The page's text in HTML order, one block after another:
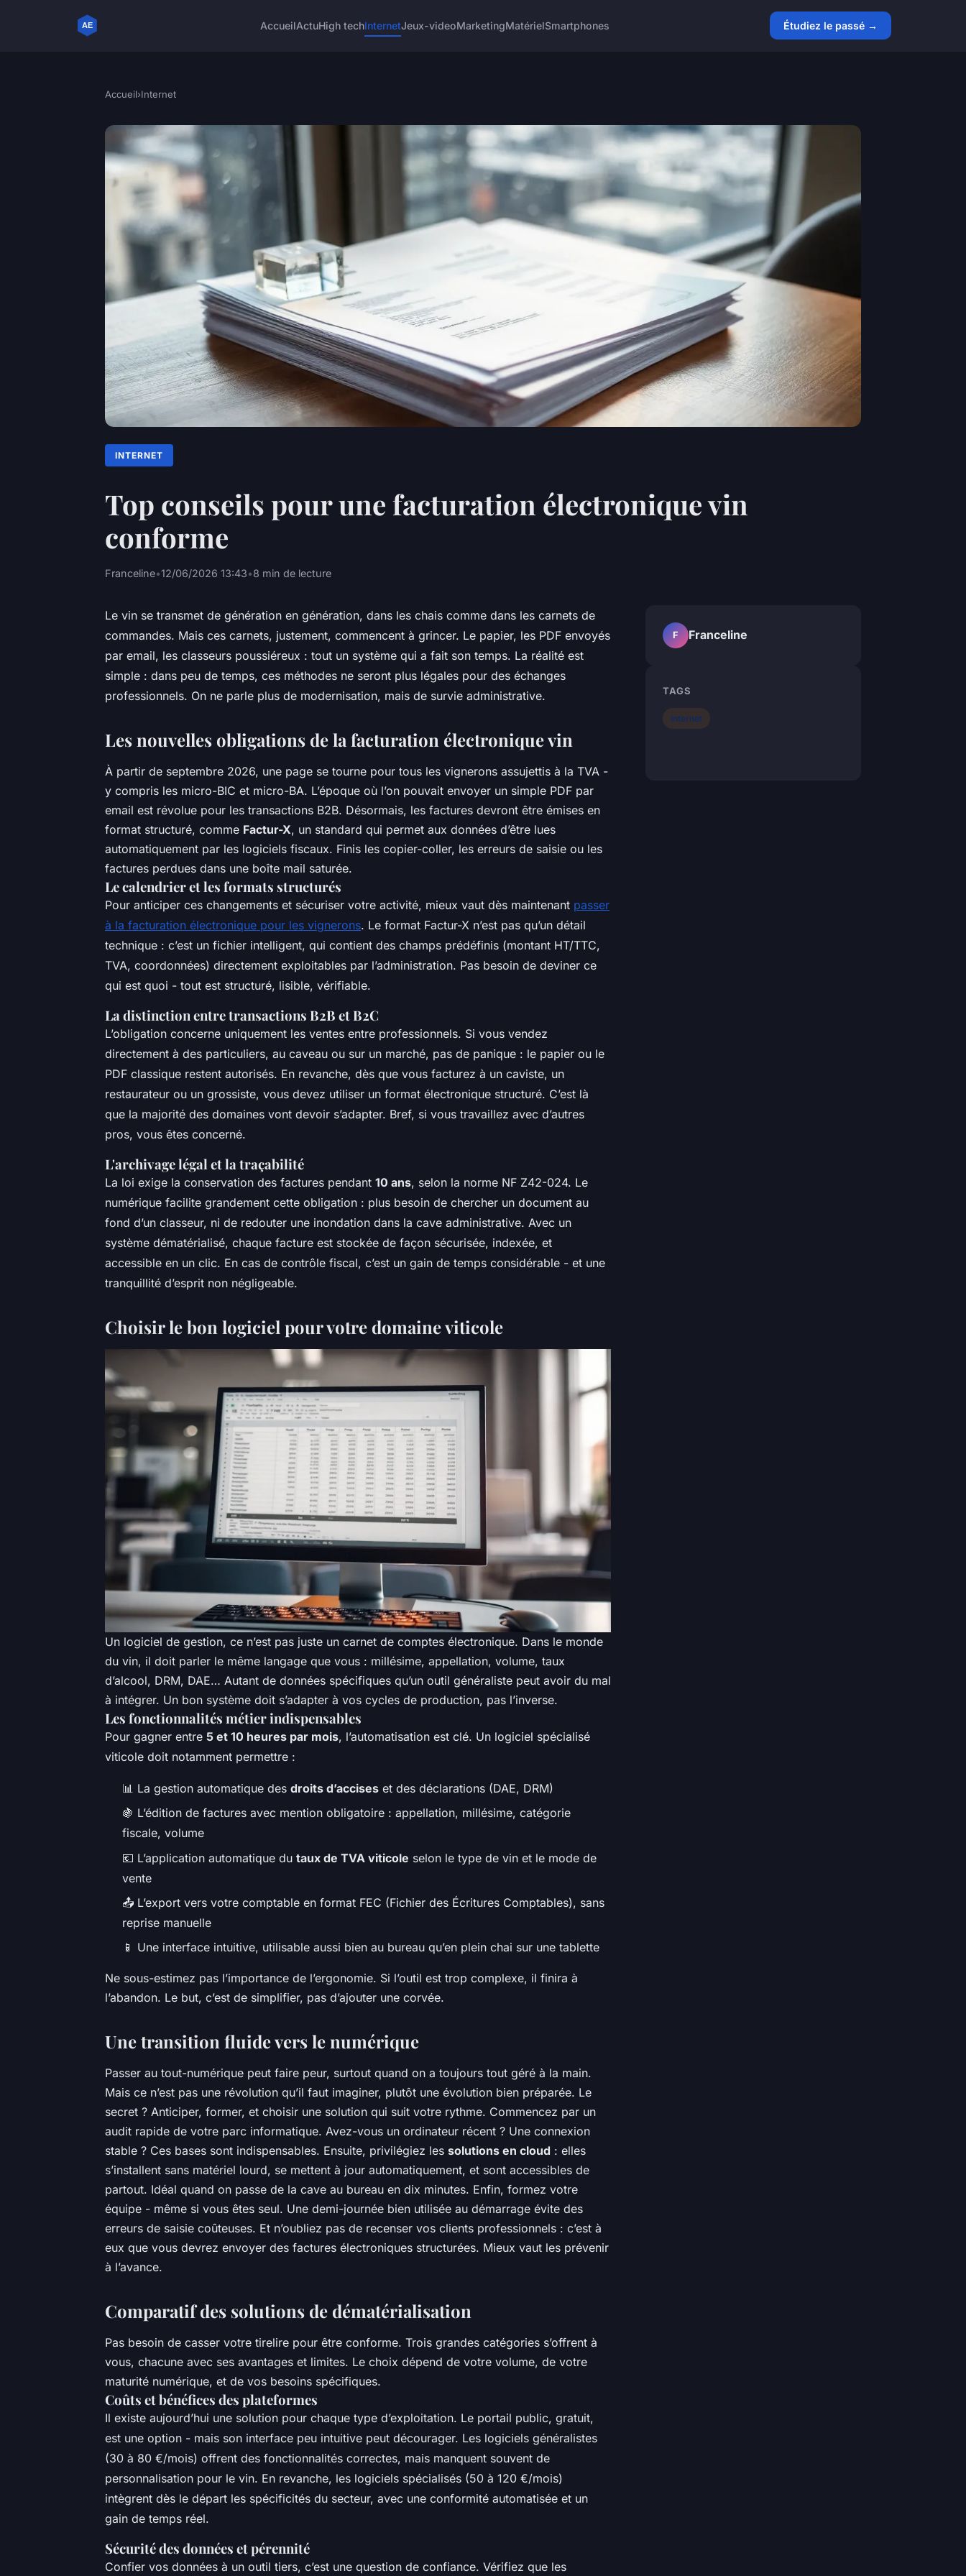
AccueilActuHigh techInternetJeux-videoMarketingMatérielSmartphones Étudiez le passé →
Accueil›Internet
INTERNET
Top conseils pour une facturation électronique vin
conforme
Franceline•12/06/2026 13:43•8 min de lecture
Le vin se transmet de génération en génération, dans les chais comme dans les carnets de
commandes. Mais ces carnets, justement, commencent à grincer. Le papier, les PDF envoyés
par email, les classeurs poussiéreux : tout un système qui a fait son temps. La réalité est
simple : dans peu de temps, ces méthodes ne seront plus légales pour des échanges
professionnels. On ne parle plus de modernisation, mais de survie administrative.
Les nouvelles obligations de la facturation électronique vin
À partir de septembre 2026, une page se tourne pour tous les vignerons assujettis à la TVA -
y compris les micro-BIC et micro-BA. L’époque où l’on pouvait envoyer un simple PDF par
email est révolue pour les transactions B2B. Désormais, les factures devront être émises en
format structuré, comme Factur-X, un standard qui permet aux données d’être lues
automatiquement par les logiciels fiscaux. Finis les copier-coller, les erreurs de saisie ou les
factures perdues dans une boîte mail saturée.
Le calendrier et les formats structurés
Pour anticiper ces changements et sécuriser votre activité, mieux vaut dès maintenant passer
à la facturation électronique pour les vignerons. Le format Factur-X n’est pas qu’un détail
technique : c’est un fichier intelligent, qui contient des champs prédéfinis (montant HT/TTC,
TVA, coordonnées) directement exploitables par l’administration. Pas besoin de deviner ce
qui est quoi - tout est structuré, lisible, vérifiable.
La distinction entre transactions B2B et B2C
L’obligation concerne uniquement les ventes entre professionnels. Si vous vendez
directement à des particuliers, au caveau ou sur un marché, pas de panique : le papier ou le
PDF classique restent autorisés. En revanche, dès que vous facturez à un caviste, un
restaurateur ou un grossiste, vous devez utiliser un format électronique structuré. C’est là
que la majorité des domaines vont devoir s’adapter. Bref, si vous travaillez avec d’autres
pros, vous êtes concerné.
L'archivage légal et la traçabilité
La loi exige la conservation des factures pendant 10 ans, selon la norme NF Z42-024. Le
numérique facilite grandement cette obligation : plus besoin de chercher un document au
fond d’un classeur, ni de redouter une inondation dans la cave administrative. Avec un
système dématérialisé, chaque facture est stockée de façon sécurisée, indexée, et
accessible en un clic. En cas de contrôle fiscal, c’est un gain de temps considérable - et une
tranquillité d’esprit non négligeable.
Choisir le bon logiciel pour votre domaine viticole
Un logiciel de gestion, ce n’est pas juste un carnet de comptes électronique. Dans le monde
du vin, il doit parler le même langage que vous : millésime, appellation, volume, taux
d’alcool, DRM, DAE… Autant de données spécifiques qu’un outil généraliste peut avoir du mal
à intégrer. Un bon système doit s’adapter à vos cycles de production, pas l’inverse.
Les fonctionnalités métier indispensables
Pour gagner entre 5 et 10 heures par mois, l’automatisation est clé. Un logiciel spécialisé
viticole doit notamment permettre :
📊 La gestion automatique des droits d’accises et des déclarations (DAE, DRM)
🍇 L’édition de factures avec mention obligatoire : appellation, millésime, catégorie
fiscale, volume
💶 L’application automatique du taux de TVA viticole selon le type de vin et le mode de
vente
📤 L’export vers votre comptable en format FEC (Fichier des Écritures Comptables), sans
reprise manuelle
📱 Une interface intuitive, utilisable aussi bien au bureau qu’en plein chai sur une tablette
Ne sous-estimez pas l’importance de l’ergonomie. Si l’outil est trop complexe, il finira à
l’abandon. Le but, c’est de simplifier, pas d’ajouter une corvée.
Une transition fluide vers le numérique
Passer au tout-numérique peut faire peur, surtout quand on a toujours tout géré à la main.
Mais ce n’est pas une révolution qu’il faut imaginer, plutôt une évolution bien préparée. Le
secret ? Anticiper, former, et choisir une solution qui suit votre rythme. Commencez par un
audit rapide de votre parc informatique. Avez-vous un ordinateur récent ? Une connexion
stable ? Ces bases sont indispensables. Ensuite, privilégiez les solutions en cloud : elles
s’installent sans matériel lourd, se mettent à jour automatiquement, et sont accessibles de
partout. Idéal quand on passe de la cave au bureau en dix minutes. Enfin, formez votre
équipe - même si vous êtes seul. Une demi-journée bien utilisée au démarrage évite des
erreurs de saisie coûteuses. Et n’oubliez pas de recenser vos clients professionnels : c’est à
eux que vous devrez envoyer des factures électroniques structurées. Mieux vaut les prévenir
à l’avance.
Comparatif des solutions de dématérialisation
Pas besoin de casser votre tirelire pour être conforme. Trois grandes catégories s’offrent à
vous, chacune avec ses avantages et limites. Le choix dépend de votre volume, de votre
maturité numérique, et de vos besoins spécifiques.
Coûts et bénéfices des plateformes
Il existe aujourd’hui une solution pour chaque type d’exploitation. Le portail public, gratuit,
est une option - mais son interface peu intuitive peut décourager. Les logiciels généralistes
(30 à 80 €/mois) offrent des fonctionnalités correctes, mais manquent souvent de
personnalisation pour le vin. En revanche, les logiciels spécialisés (50 à 120 €/mois)
intègrent dès le départ les spécificités du secteur, avec une conformité automatisée et un
gain de temps réel.
Sécurité des données et pérennité
Confier vos données à un outil tiers, c’est une question de confiance. Vérifiez que les
F Franceline
TAGS
internet